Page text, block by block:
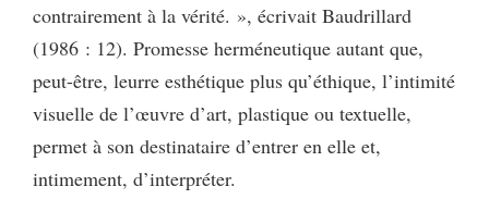
contrairement à la vérité. », écrivait Baudrillard
(1986 : 12). Promesse herméneutique autant que,
peut-être, leurre esthétique plus qu’éthique, l’intimité
visuelle de l’œuvre d’art, plastique ou textuelle,
permet à son destinataire d’entrer en elle et,
intimement, d’interpréter.